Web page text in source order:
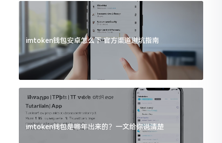
imtoken钱包安卓怎么下 官方渠道避坑指南
imtoken钱包是哪年出来的？一文给你说清楚